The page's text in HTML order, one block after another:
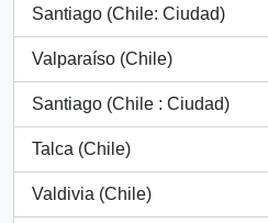
Santiago (Chile: Ciudad)
, 20 results
Valparaíso (Chile)
, 4 results
Santiago (Chile : Ciudad)
, 3 results
Talca (Chile)
, 2 results
Valdivia (Chile)
, 1 results